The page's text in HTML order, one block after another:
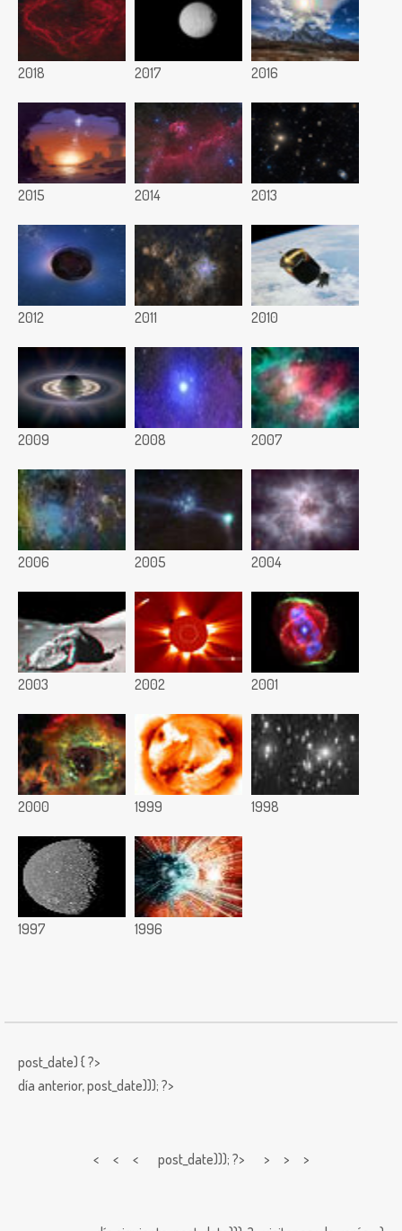
2018 2017 2016
2015 2014 2013
2012 2011 2010
2009 2008 2007
2006 2005 2004
2003 2002 2001
2000 1999 1998
1997 1996
post_date) { ?>
día anterior,post_date))); ?>
< < < post_date))); ?> > > >